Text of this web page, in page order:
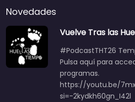
Novedades
Vuelve Tras las
#PodcastTHT26
Pulsa aquí para
programas.
https://youtu.be/
si=-2kydkh60gn_I42l